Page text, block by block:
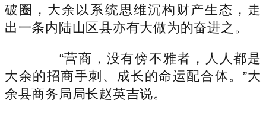
破圈，大余以系统思维沉构财产生态，走
出一条内陆山区县亦有大做为的奋进之。
“营商，没有傍不雅者，人人都是
大余的招商手刺、成长的命运配合体。”大
余县商务局局长赵英吉说。